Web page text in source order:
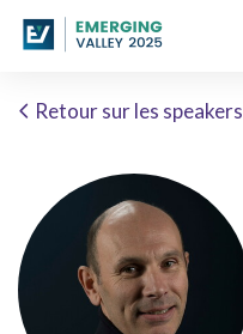
Retour sur les speakers